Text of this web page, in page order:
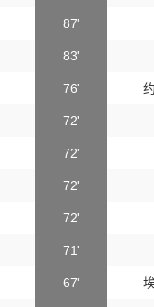
87'
83'
76'
72'
72'
72'
72'
71'
67'